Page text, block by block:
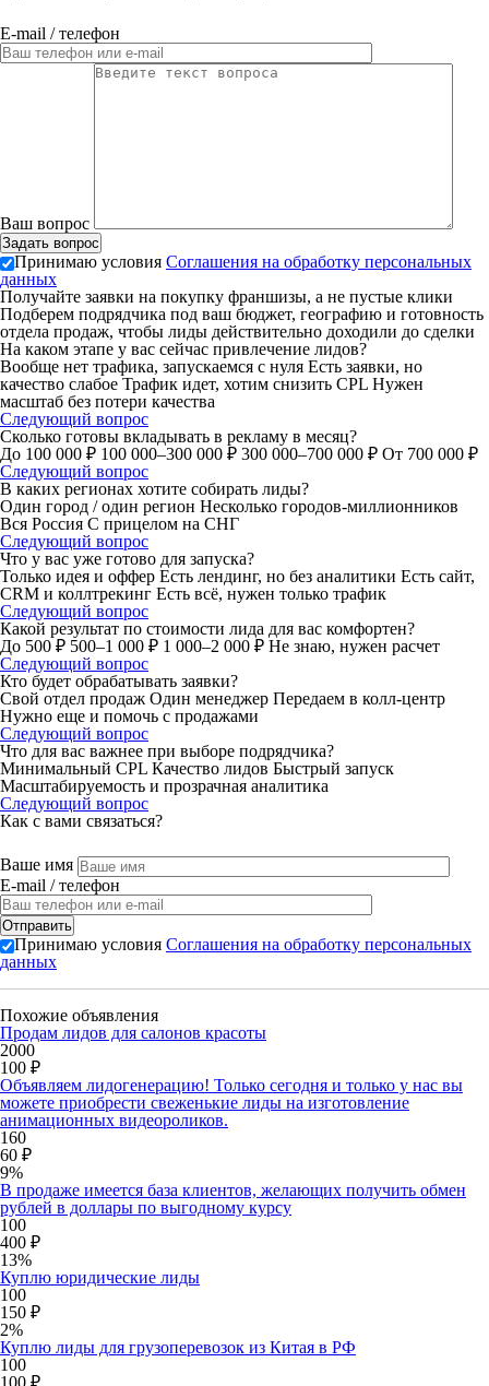
E-mail / телефон
Ваш вопрос
Принимаю условия Соглашения на обработку персональных
данных
Получайте заявки на покупку франшизы, а не пустые клики
Подберем подрядчика под ваш бюджет, географию и готовность
отдела продаж, чтобы лиды действительно доходили до сделки
На каком этапе у вас сейчас привлечение лидов?
Вообще нет трафика, запускаемся с нуля Есть заявки, но
качество слабое Трафик идет, хотим снизить CPL Нужен
масштаб без потери качества
Следующий вопрос
Сколько готовы вкладывать в рекламу в месяц?
До 100 000 ₽ 100 000–300 000 ₽ 300 000–700 000 ₽ От 700 000 ₽
Следующий вопрос
В каких регионах хотите собирать лиды?
Один город / один регион Несколько городов-миллионников
Вся Россия С прицелом на СНГ
Следующий вопрос
Что у вас уже готово для запуска?
Только идея и оффер Есть лендинг, но без аналитики Есть сайт,
CRM и коллтрекинг Есть всё, нужен только трафик
Следующий вопрос
Какой результат по стоимости лида для вас комфортен?
До 500 ₽ 500–1 000 ₽ 1 000–2 000 ₽ Не знаю, нужен расчет
Следующий вопрос
Кто будет обрабатывать заявки?
Свой отдел продаж Один менеджер Передаем в колл-центр
Нужно еще и помочь с продажами
Следующий вопрос
Что для вас важнее при выборе подрядчика?
Минимальный CPL Качество лидов Быстрый запуск
Масштабируемость и прозрачная аналитика
Следующий вопрос
Как с вами связаться?
Ваше имя
E-mail / телефон
Принимаю условия Соглашения на обработку персональных
данных
Похожие объявления
Продам лидов для салонов красоты
2000
100 ₽
Объявляем лидогенерацию! Только сегодня и только у нас вы
можете приобрести свеженькие лиды на изготовление
анимационных видеороликов.
160
60 ₽
9%
В продаже имеется база клиентов, желающих получить обмен
рублей в доллары по выгодному курсу
100
400 ₽
13%
Куплю юридические лиды
100
150 ₽
2%
Куплю лиды для грузоперевозок из Китая в РФ
100
100 ₽